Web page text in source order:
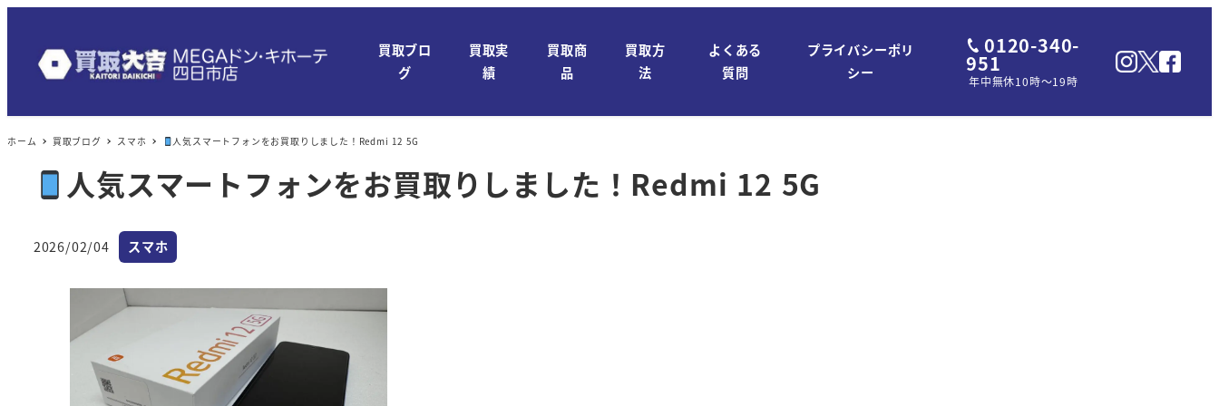
買取ブロ
グ
買取実
績
買取商
品
買取方
法
よくある
質問
プライバシーポリ
シー
0120-340-
951
年中無休10時～19時
ホーム 買取ブログ スマホ 人気スマートフォンをお買取りしました！Redmi 12 5G
人気スマートフォンをお買取りしました！Redmi 12 5G
投稿日
2026/02/04 カテゴリー
スマホ